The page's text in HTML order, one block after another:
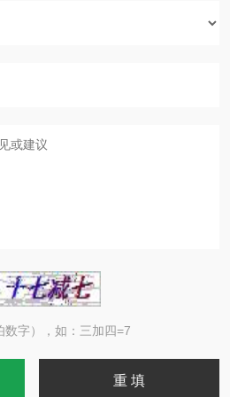
字），如：三加四=7